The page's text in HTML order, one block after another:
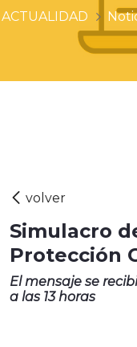
ACTUALIDAD
Simulacro
Protección
El mensaje se
a las 13 horas